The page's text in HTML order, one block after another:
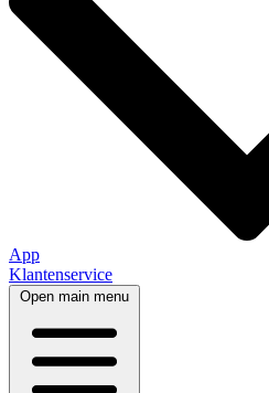
App
Klantenservice
Open main menu